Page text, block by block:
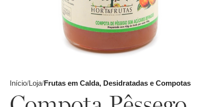
Início Loja Frutas em Calda, Desidratadas e Compotas